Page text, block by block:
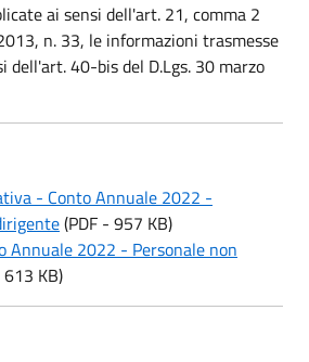
ai sensi dell'art. 21, comma 2
n. 33, le informazioni trasmesse
dell'art. 40-bis del D.Lgs. 30 marzo
- Conto Annuale 2022 -
(PDF - 957 KB)
Annuale 2022 - Personale non
613 KB)